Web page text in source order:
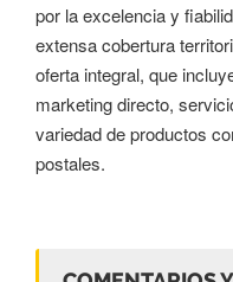
por la excelencia y
extensa cobertura
oferta integral, que
marketing directo,
variedad de productos
postales.